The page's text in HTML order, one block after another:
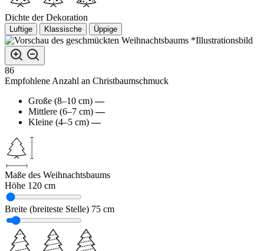
Dichte der Dekoration
Luftige Klassische Üppige
*Illustrationsbild
86
Empfohlene Anzahl an Christbaumschmuck
Große (8–10 cm) —
Mittlere (6–7 cm) —
Kleine (4–5 cm) —
Maße des Weihnachtsbaums
Höhe 120 cm
Breite (breiteste Stelle) 75 cm